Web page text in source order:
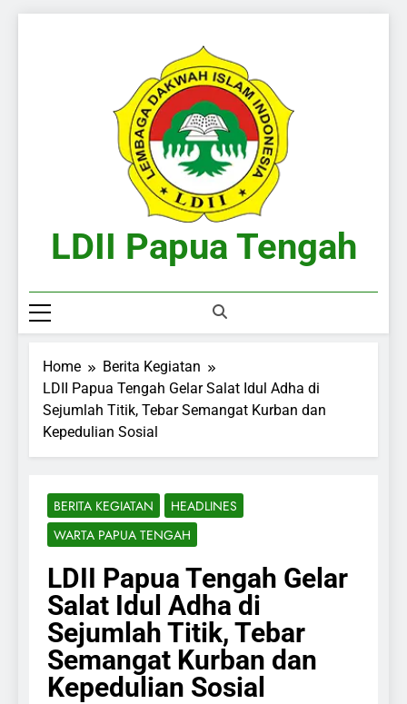
LDII Papua Tengah
Home
Berita Kegiatan
LDII Papua Tengah Gelar Salat Idul Adha di
Sejumlah Titik, Tebar Semangat Kurban dan
Kepedulian Sosial
BERITA KEGIATAN
HEADLINES
WARTA PAPUA TENGAH
LDII Papua Tengah Gelar
Salat Idul Adha di
Sejumlah Titik, Tebar
Semangat Kurban dan
Kepedulian Sosial